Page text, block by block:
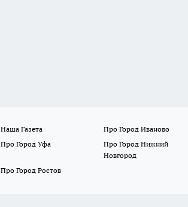
Наша Газета
Про Город Иваново
Про Город Уфа
Про Город Нижний
Новгород
Про Город Ростов